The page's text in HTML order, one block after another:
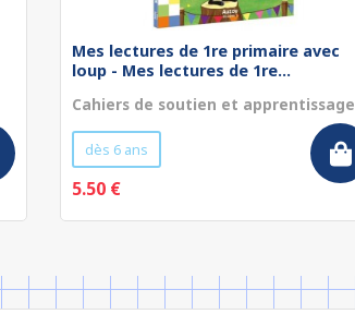
Mes lectures de 1re primaire avec
loup - Mes lectures de 1re...
Cahiers de soutien et apprentissage
dès 6 ans
5.50 €